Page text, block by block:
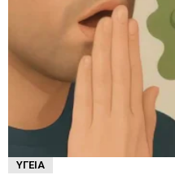
ΥΓΕΊΑ